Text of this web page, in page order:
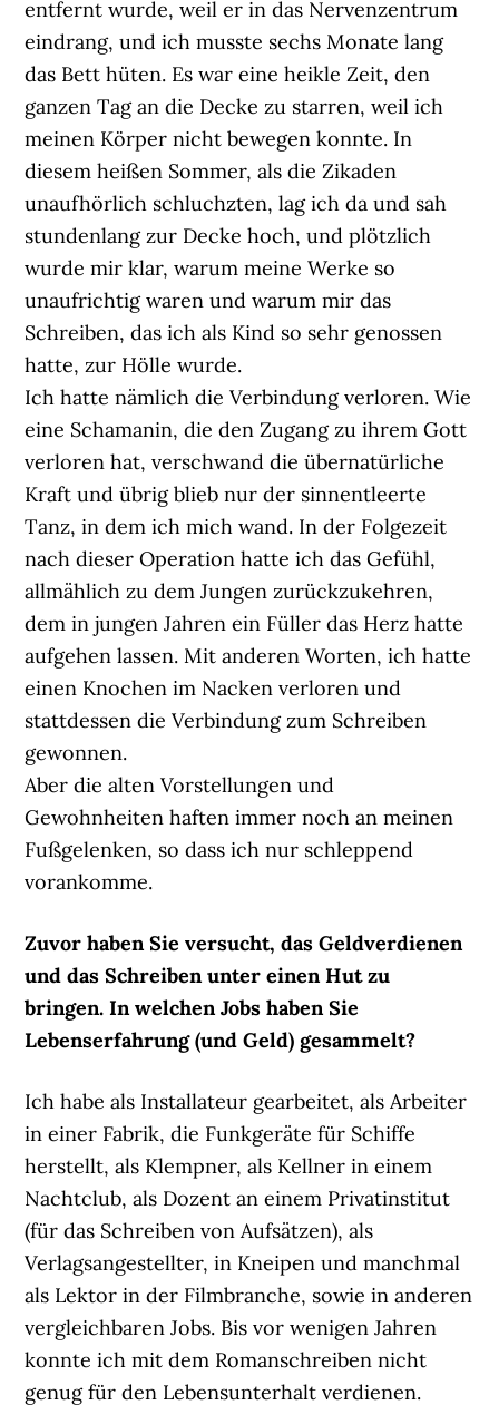
entfernt wurde, weil er in das Nervenzentrum
eindrang, und ich musste sechs Monate lang
das Bett hüten. Es war eine heikle Zeit, den
ganzen Tag an die Decke zu starren, weil ich
meinen Körper nicht bewegen konnte. In
diesem heißen Sommer, als die Zikaden
unaufhörlich schluchzten, lag ich da und sah
stundenlang zur Decke hoch, und plötzlich
wurde mir klar, warum meine Werke so
unaufrichtig waren und warum mir das
Schreiben, das ich als Kind so sehr genossen
hatte, zur Hölle wurde.
Ich hatte nämlich die Verbindung verloren. Wie
eine Schamanin, die den Zugang zu ihrem Gott
verloren hat, verschwand die übernatürliche
Kraft und übrig blieb nur der sinnentleerte
Tanz, in dem ich mich wand. In der Folgezeit
nach dieser Operation hatte ich das Gefühl,
allmählich zu dem Jungen zurückzukehren,
dem in jungen Jahren ein Füller das Herz hatte
aufgehen lassen. Mit anderen Worten, ich hatte
einen Knochen im Nacken verloren und
stattdessen die Verbindung zum Schreiben
gewonnen.
Aber die alten Vorstellungen und
Gewohnheiten haften immer noch an meinen
Fußgelenken, so dass ich nur schleppend
vorankomme.
Zuvor haben Sie versucht, das Geldverdienen
und das Schreiben unter einen Hut zu
bringen. In welchen Jobs haben Sie
Lebenserfahrung (und Geld) gesammelt?
Ich habe als Installateur gearbeitet, als Arbeiter
in einer Fabrik, die Funkgeräte für Schiffe
herstellt, als Klempner, als Kellner in einem
Nachtclub, als Dozent an einem Privatinstitut
(für das Schreiben von Aufsätzen), als
Verlagsangestellter, in Kneipen und manchmal
als Lektor in der Filmbranche, sowie in anderen
vergleichbaren Jobs. Bis vor wenigen Jahren
konnte ich mit dem Romanschreiben nicht
genug für den Lebensunterhalt verdienen.